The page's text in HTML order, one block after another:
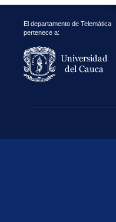
El departamento de Telemática
pertenece a: